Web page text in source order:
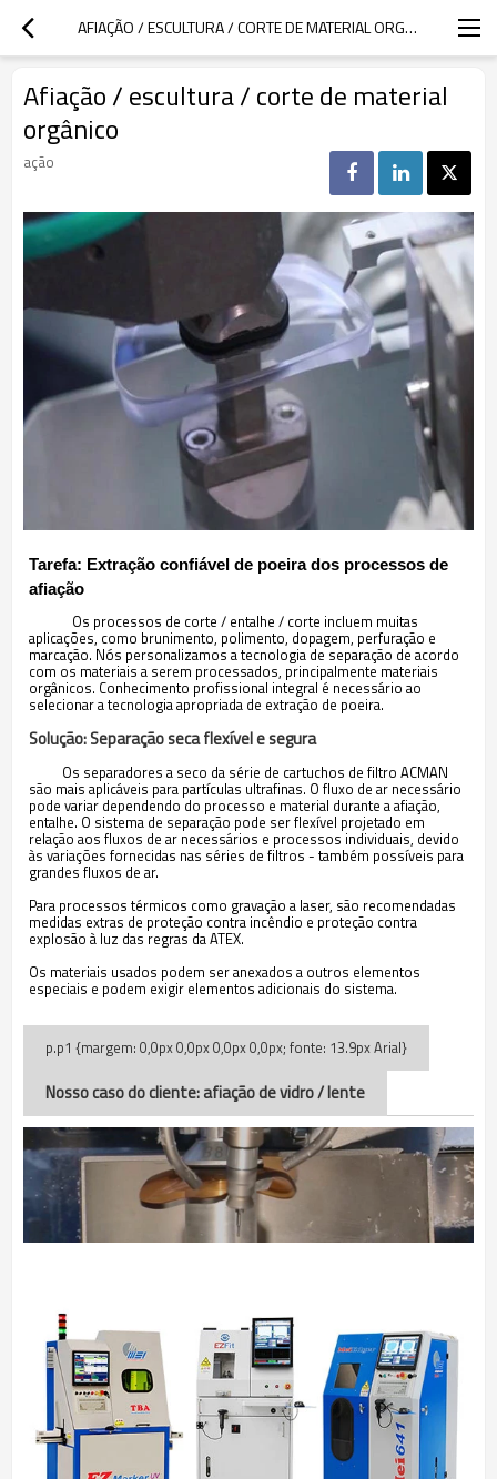
AFIAÇÃO / ESCULTURA / CORTE DE MATERIAL ORGÂNICO
Afiação / escultura / corte de material
orgânico
ação
Tarefa: Extração confiável de poeira dos processos de
afiação
Os processos de corte / entalhe / corte incluem muitas
aplicações, como brunimento, polimento, dopagem, perfuração e
marcação. Nós personalizamos a tecnologia de separação de acordo
com os materiais a serem processados, principalmente materiais
orgânicos. Conhecimento profissional integral é necessário ao
selecionar a tecnologia apropriada de extração de poeira.
Solução: Separação seca flexível e segura
Os separadores a seco da série de cartuchos de filtro ACMAN
são mais aplicáveis para partículas ultrafinas. O fluxo de ar necessário
pode variar dependendo do processo e material durante a afiação,
entalhe. O sistema de separação pode ser flexível projetado em
relação aos fluxos de ar necessários e processos individuais, devido
às variações fornecidas nas séries de filtros - também possíveis para
grandes fluxos de ar.
Para processos térmicos como gravação a laser, são recomendadas
medidas extras de proteção contra incêndio e proteção contra
explosão à luz das regras da ATEX.
Os materiais usados podem ser anexados a outros elementos
especiais e podem exigir elementos adicionais do sistema.
Nosso caso do cliente: afiação de vidro / lente